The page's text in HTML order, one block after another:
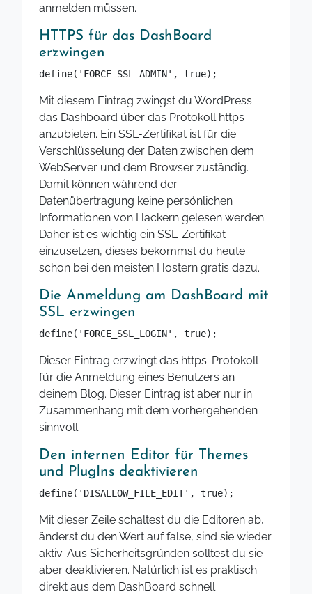
anmelden müssen.
HTTPS für das DashBoard
erzwingen
define('FORCE_SSL_ADMIN', true);
Mit diesem Eintrag zwingst du WordPress
das Dashboard über das Protokoll https
anzubieten. Ein SSL-Zertifikat ist für die
Verschlüsselung der Daten zwischen dem
WebServer und dem Browser zuständig.
Damit können während der
Datenübertragung keine persönlichen
Informationen von Hackern gelesen werden.
Daher ist es wichtig ein SSL-Zertifikat
einzusetzen, dieses bekommst du heute
schon bei den meisten Hostern gratis dazu.
Die Anmeldung am DashBoard mit
SSL erzwingen
define('FORCE_SSL_LOGIN', true);
Dieser Eintrag erzwingt das https-Protokoll
für die Anmeldung eines Benutzers an
deinem Blog. Dieser Eintrag ist aber nur in
Zusammenhang mit dem vorhergehenden
sinnvoll.
Den internen Editor für Themes
und PlugIns deaktivieren
define('DISALLOW_FILE_EDIT', true);
Mit dieser Zeile schaltest du die Editoren ab,
änderst du den Wert auf false, sind sie wieder
aktiv. Aus Sicherheitsgründen solltest du sie
aber deaktivieren. Natürlich ist es praktisch
direkt aus dem DashBoard schnell